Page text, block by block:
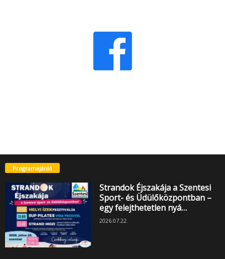
Programajánló
Strandok Éjszakája a Szentesi
Sport- és Üdülőközpontban –
egy felejthetetlen nyá…
2026.07.22.